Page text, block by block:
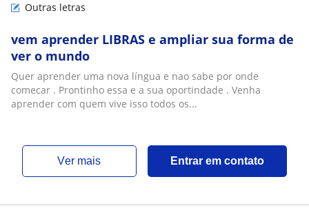
Outras letras
vem aprender LIBRAS e ampliar sua forma de
ver o mundo
Quer aprender uma nova língua e nao sabe por onde
comecar . Prontinho essa e a sua oportindade . Venha
aprender com quem vive isso todos os...
ver mais Entrar em contato